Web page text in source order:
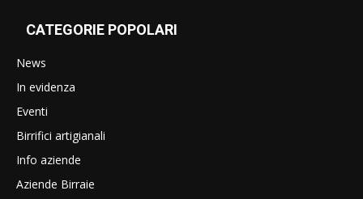
CATEGORIE POPOLARI
News
In evidenza
Eventi
Birrifici artigianali
Info aziende
Aziende Birraie